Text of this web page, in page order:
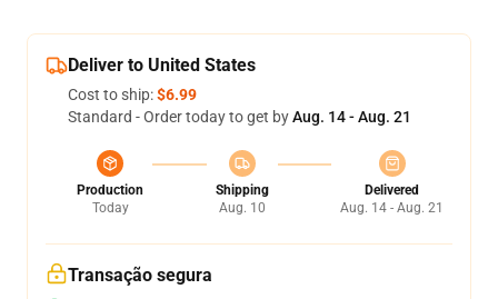
Deliver to United States
Cost to ship:$6.99
Standard - Order today to get byAug. 14 - Aug. 21
Production
Today
Shipping
Aug. 10
Delivered
Aug. 14 - Aug. 21
Transação segura